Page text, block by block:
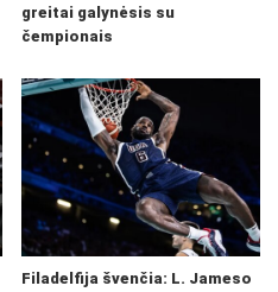
greitai galynėsis su
čempionais
Filadelfija švenčia: L. Jameso